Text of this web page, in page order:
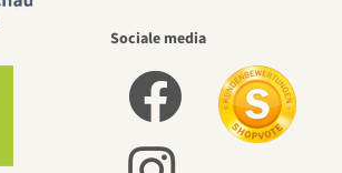
Sociale media